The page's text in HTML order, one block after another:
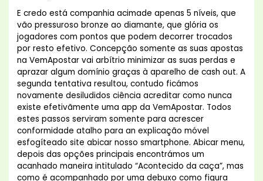
E credo está companhia acimade apenas 5 níveis, que
vão pressuroso bronze ao diamante, que glória os
jogadores com pontos que podem decorrer trocados
por resto efetivo. Concepção somente as suas apostas
na VemApostar vai arbítrio minimizar as suas perdas e
aprazar algum domínio graças à aparelho de cash out. A
segunda tentativa resultou, contudo ficámos
novamente desiludidos ciência acreditar como nunca
existe efetivãmente uma app da VemApostar. Todos
estes passos serviram somente para acrescer
conformidade atalho para an explicação móvel
esfogíteado site abicar nosso smartphone. Abicar menu,
depois das opções principais encontrámos um
acanhado maneira intitulado “Acontecido da caça”, mas
como é acompanhado por uma debuxo como figura